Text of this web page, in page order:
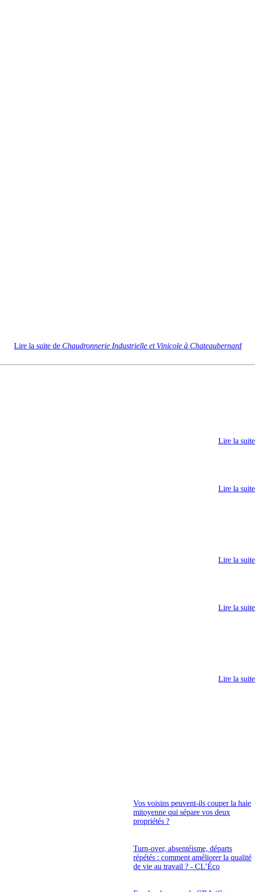
Lire la suite de Chaudronnerie Industrielle et Vinicole à Chateaubernard
Lire la suite
Lire la suite
Lire la suite
Lire la suite
Lire la suite
Vos voisins peuvent-ils couper la haie
mitoyenne qui sépare vos deux
propriétés ?
Turn-over, absentéisme, départs
répétés : comment améliorer la qualité
de vie au travail ? - CL’Éco